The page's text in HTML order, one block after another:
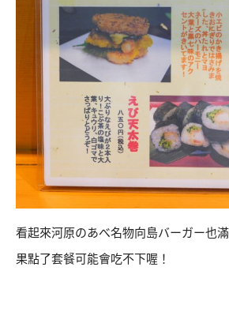
看起來河原のあべ名物向島バーガー也
果點了套餐可能會吃不下喔！